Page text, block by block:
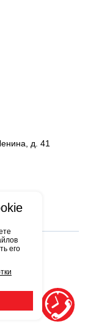
д. 41
его